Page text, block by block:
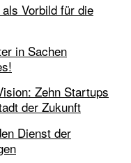
Vorbild für die
in Sachen
Zehn Startups
der Zukunft
Dienst der